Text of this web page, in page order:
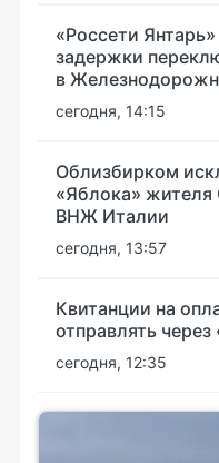
«Россети
задержки
в
сегодня, 14:15
Облизбирком
«Яблока» жителя
ВНЖ Италии
сегодня, 13:57
Квитанции на
отправлять через
сегодня, 12:35